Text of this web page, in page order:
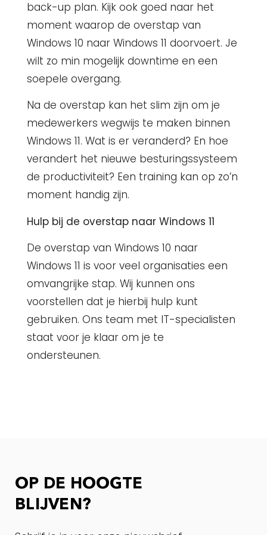
back-up plan. Kijk ook goed naar het
moment waarop de overstap van
Windows 10 naar Windows 11 doorvoert. Je
wilt zo min mogelijk downtime en een
soepele overgang.
Na de overstap kan het slim zijn om je
medewerkers wegwijs te maken binnen
Windows 11. Wat is er veranderd? En hoe
verandert het nieuwe besturingssysteem
de productiviteit? Een training kan op zo’n
moment handig zijn.
Hulp bij de overstap naar Windows 11
De overstap van Windows 10 naar
Windows 11 is voor veel organisaties een
omvangrijke stap. Wij kunnen ons
voorstellen dat je hierbij hulp kunt
gebruiken. Ons team met IT-specialisten
staat voor je klaar om je te
ondersteunen.
OP DE HOOGTE
BLIJVEN?